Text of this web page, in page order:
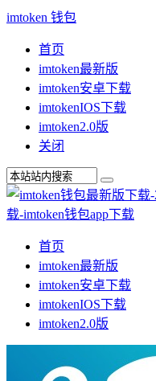
imtoken 钱包
首页
imtoken最新版
imtoken安卓下载
imtokenIOS下载
imtoken2.0版
关闭
首页
imtoken最新版
imtoken安卓下载
imtokenIOS下载
imtoken2.0版